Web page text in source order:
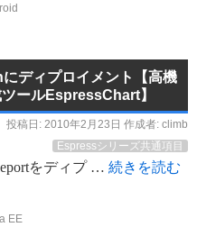
ディプロイメント【高機
ールEspressChart】
投稿日: 2010年2月23日 作成者: climb
Espressシリーズ共通項目
をディプ … 続きを読む
EE